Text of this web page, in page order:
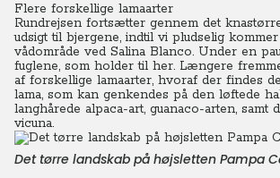
Flere forskellige lamaarter
Rundrejsen fortsætter gennem det
udsigt til bjergene, indtil vi pludselig
vådområde ved Salina Blanco. Under en
fuglene, som holder til her. Længere
af forskellige lamaarter, hvoraf der findes
lama, som kan genkendes på den løftede
langhårede alpaca-art, guanaco-arten, samt
vicuna.
Det tørre landskab på højsletten Pampa